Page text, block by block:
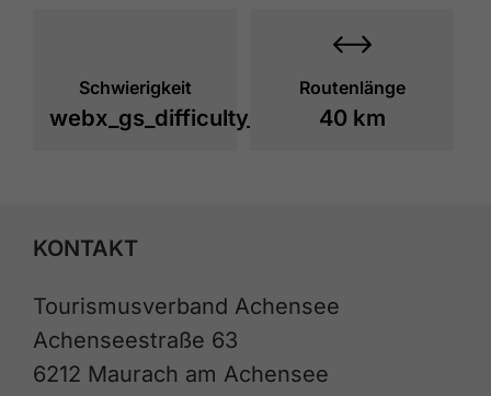
Schwierigkeit
webx_gs_difficulty_
Routenlänge
40 km
KONTAKT
Tourismusverband Achensee
Achenseestraße 63
6212 Maurach am Achensee